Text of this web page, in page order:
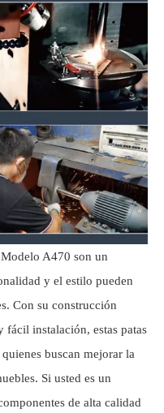
A470 son un
y el estilo pueden
Con su construcción
fácil instalación, estas patas
buscan mejorar la
Si usted es un
de alta calidad